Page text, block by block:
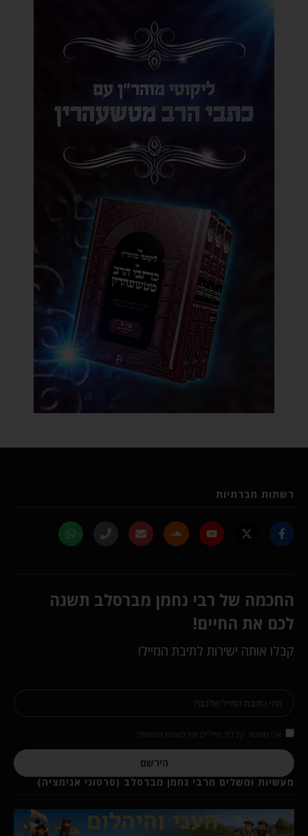
רשתות חברתיות
החכמה של רבי נחמן מברסלב תשנה
לכם את החיים!
קבלו אותה ישירות לתיבת המייל!
הירשם
מעשיות ומשלים מרבי נחמן מברסלב (סרטוני אנימציה)